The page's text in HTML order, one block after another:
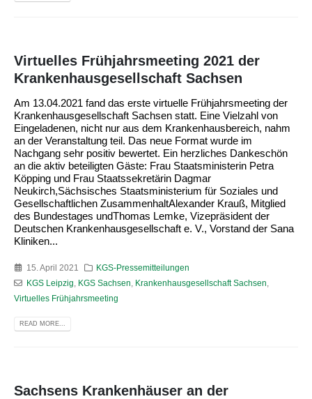
Virtuelles Frühjahrsmeeting 2021 der
Krankenhausgesellschaft Sachsen
Am 13.04.2021 fand das erste virtuelle Frühjahrsmeeting der
Krankenhausgesellschaft Sachsen statt. Eine Vielzahl von
Eingeladenen, nicht nur aus dem Krankenhausbereich, nahm
an der Veranstaltung teil. Das neue Format wurde im
Nachgang sehr positiv bewertet. Ein herzliches Dankeschön
an die aktiv beteiligten Gäste: Frau Staatsministerin Petra
Köpping und Frau Staatssekretärin Dagmar
Neukirch,Sächsisches Staatsministerium für Soziales und
Gesellschaftlichen ZusammenhaltAlexander Krauß, Mitglied
des Bundestages undThomas Lemke, Vizepräsident der
Deutschen Krankenhausgesellschaft e. V., Vorstand der Sana
Kliniken...
15. April 2021
KGS-Pressemitteilungen
KGS Leipzig
KGS Sachsen Krankenhausgesellschaft Sachsen
Virtuelles Frühjahrsmeeting
READ MORE...
Sachsens Krankenhäuser an der